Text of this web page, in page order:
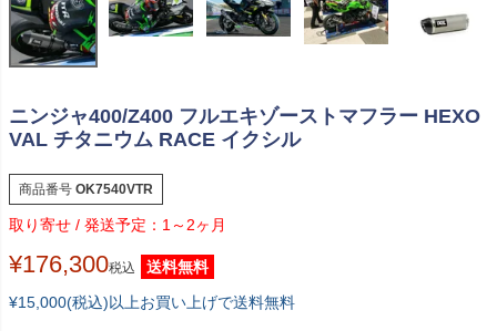
ニンジャ400/Z400 フルエキゾーストマフラー HEXO
VAL チタニウム RACE イクシル
商品番号 OK7540VTR
1～2ヶ月
¥176,300税込
送料無料
¥15,000(税込)以上お買い上げで送料無料